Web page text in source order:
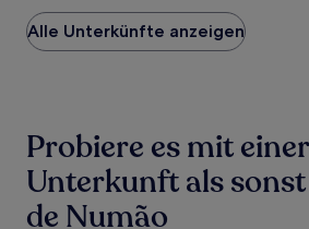
Preis
pro
Nacht,
24 Stunden
für
einen
Aufenthalt
Alle Unterkünfte anzeigen
Probiere es mit
Unterkunft als
de Numão